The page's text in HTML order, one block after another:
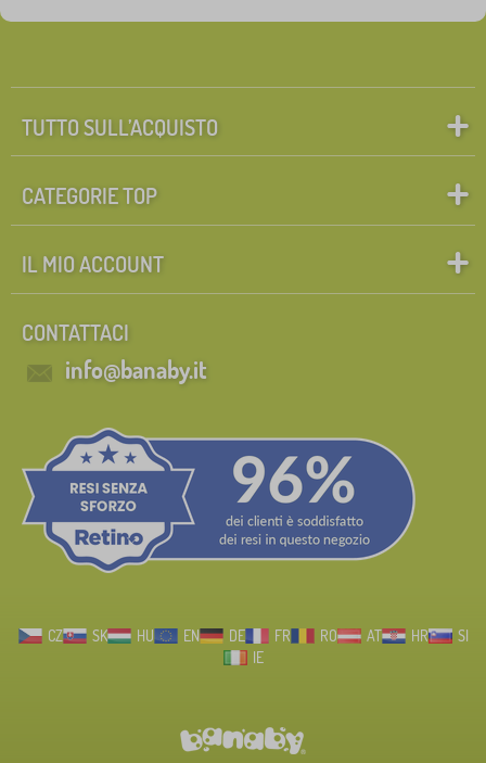
TUTTO SULL’ACQUISTO
CATEGORIE TOP
IL MIO ACCOUNT
CONTATTACI
info@banaby.it
CZ SK HU EN DE FR RO AT HR
SI
IE